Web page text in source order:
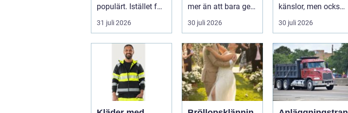
populärt. Istället för
a...
31 juli 2026
mer än att bara ge
skugga. Det
påverkar hur länge
gäs...
30 juli 2026
känslor, men också
praktiska beslut. En
b...
30 juli 2026